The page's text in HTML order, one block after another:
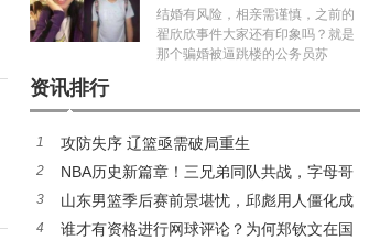
象真的假的
结婚有风险，相亲需谨慎，之前的
翟欣欣事件大家还有印象吗？就是
那个骗婚被逼跳楼的公务员苏
资讯排行
1 攻防失序 辽篮亟需破局重生
2
NBA历史新篇章！三兄弟同队共战，字母哥
续约风波再起
3
山东男篮季后赛前景堪忧，邱彪用人僵化成
最大障碍
4
谁才有资格进行网球评论？为何郑钦文在国